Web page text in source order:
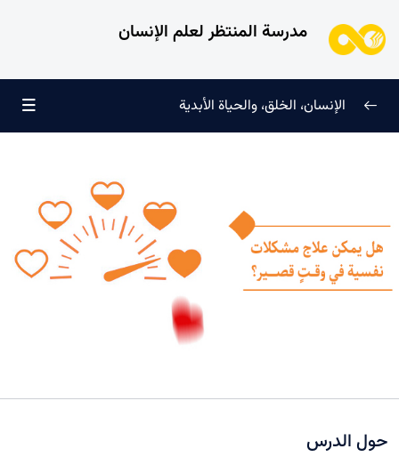
مدرسة المنتظر لعلم الإنسان
لماذا خُلقنا؟
سرّ الفرح والسكينة الدائمة 0/13
نضوج الطفل الغالي للروح 0/8
القضاء والقدر والاختيار
الإنسان، الخلق، والحياة الأبدية
حول الدرس